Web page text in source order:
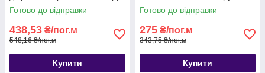
Cezar висотою 98 мм
.Плінтус c
Готово до відправки
438,53 ₴/пог.м
548,16 ₴/пог.м
Купити
Cezar висотою 103мм
.Плінтус цезар
Готово до відправки
275 ₴/пог.м
343,75 ₴/пог.м
Купити